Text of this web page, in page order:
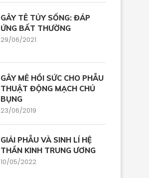
GÂY TÊ TỦY SỐNG: ĐÁP
ỨNG BẤT THƯỜNG
29/06/2021
GÂY MÊ HỒI SỨC CHO PHẪU
THUẬT ĐỘNG MẠCH CHỦ
BỤNG
23/06/2019
GIẢI PHẪU VÀ SINH LÍ HỆ
THẦN KINH TRUNG ƯƠNG
10/05/2022